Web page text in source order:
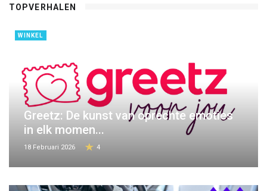
TOPVERHALEN
WINKEL
Greetz: De kunst van oprechte emoties
in elk momen...
18 Februari 2026 4